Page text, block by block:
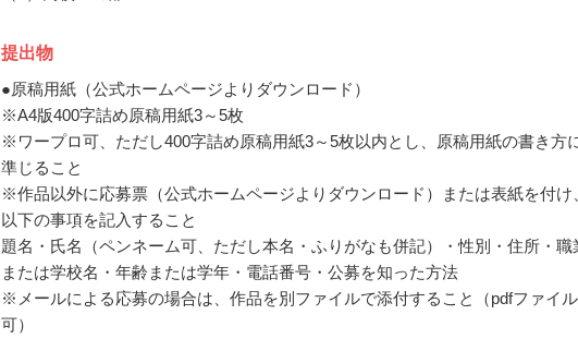
提出物
●原稿用紙（公式ホームページよりダウンロード）
※A4版400字詰め原稿用紙3～5枚
※ワープロ可、ただし400字詰め原稿用紙3～5枚以内とし、原稿用紙の書き方
準じること
※作品以外に応募票（公式ホームページよりダウンロード）または表紙を付け
以下の事項を記入すること
題名・氏名（ペンネーム可、ただし本名・ふりがなも併記）・性別・住所・職
または学校名・年齢または学年・電話番号・公募を知った方法
※メールによる応募の場合は、作品を別ファイルで添付すること（pdfファイル
可）